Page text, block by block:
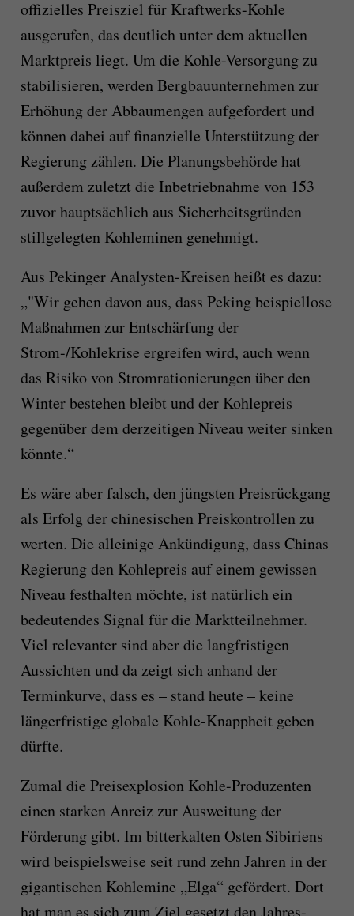
offizielles Preisziel für Kraftwerks-Kohle
ausgerufen, das deutlich unter dem aktuellen
Marktpreis liegt. Um die Kohle-Versorgung zu
stabilisieren, werden Bergbauunternehmen zur
Erhöhung der Abbaumengen aufgefordert und
können dabei auf finanzielle Unterstützung der
Regierung zählen. Die Planungsbehörde hat
außerdem zuletzt die Inbetriebnahme von 153
zuvor hauptsächlich aus Sicherheitsgründen
stillgelegten Kohleminen genehmigt.
Aus Pekinger Analysten-Kreisen heißt es dazu:
„"Wir gehen davon aus, dass Peking beispiellose
Maßnahmen zur Entschärfung der
Strom-/Kohlekrise ergreifen wird, auch wenn
das Risiko von Stromrationierungen über den
Winter bestehen bleibt und der Kohlepreis
gegenüber dem derzeitigen Niveau weiter sinken
könnte.“
Es wäre aber falsch, den jüngsten Preisrückgang
als Erfolg der chinesischen Preiskontrollen zu
werten. Die alleinige Ankündigung, dass Chinas
Regierung den Kohlepreis auf einem gewissen
Niveau festhalten möchte, ist natürlich ein
bedeutendes Signal für die Marktteilnehmer.
Viel relevanter sind aber die langfristigen
Aussichten und da zeigt sich anhand der
Terminkurve, dass es – stand heute – keine
längerfristige globale Kohle-Knappheit geben
dürfte.
Zumal die Preisexplosion Kohle-Produzenten
einen starken Anreiz zur Ausweitung der
Förderung gibt. Im bitterkalten Osten Sibiriens
wird beispielsweise seit rund zehn Jahren in der
gigantischen Kohlemine „Elga“ gefördert. Dort
hat man es sich zum Ziel gesetzt den Jahres-